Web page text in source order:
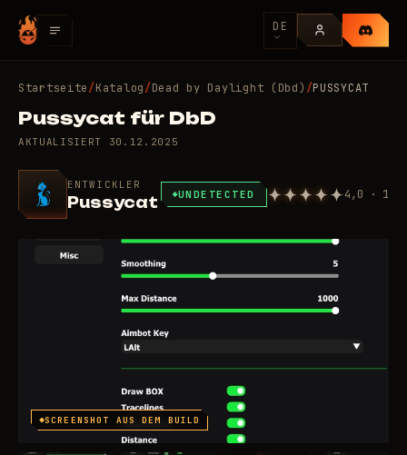
DE
Startseite/Katalog/Dead by Daylight (Dbd) /PUSSYCAT
Pussycat für DbD
AKTUALISIERT 30.12.2025
ENTWICKLER
Pussycat UNDETECTED 4,0 · 1
SCREENSHOT AUS DEM BUILD